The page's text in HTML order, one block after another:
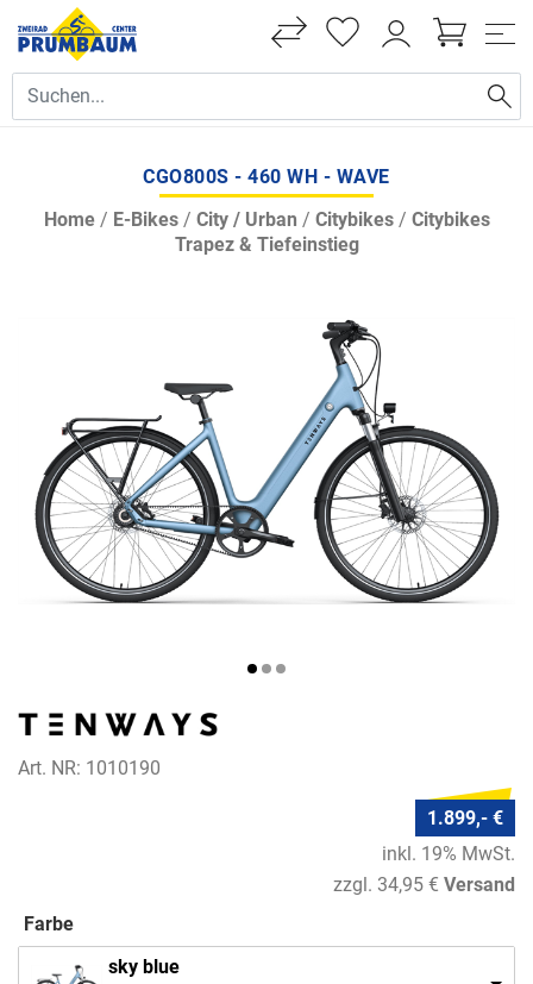
CGO800S - 460 WH - WAVE
Home/ E-Bikes/ City / Urban / Citybikes/ Citybikes
Trapez & Tiefeinstieg
Art. NR: 1010190
1.899,- €
inkl. 19% MwSt.
zzgl. 34,95 € Versand
Farbe
sky blue